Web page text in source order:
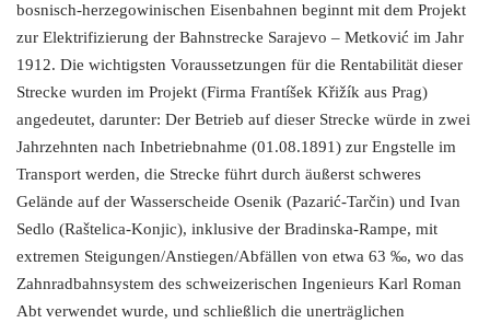
bosnisch-herzegowinischen Eisenbahnen beginnt mit dem Projekt
zur Elektrifizierung der Bahnstrecke Sarajevo – Metković im Jahr
1912. Die wichtigsten Voraussetzungen für die Rentabilität dieser
Strecke wurden im Projekt (Firma Frantíšek Křižík aus Prag)
angedeutet, darunter: Der Betrieb auf dieser Strecke würde in zwei
Jahrzehnten nach Inbetriebnahme (01.08.1891) zur Engstelle im
Transport werden, die Strecke führt durch äußerst schweres
Gelände auf der Wasserscheide Osenik (Pazarić-Tarčin) und Ivan
Sedlo (Raštelica-Konjic), inklusive der Bradinska-Rampe, mit
extremen Steigungen/Anstiegen/Abfällen von etwa 63 ‰, wo das
Zahnradbahnsystem des schweizerischen Ingenieurs Karl Roman
Abt verwendet wurde, und schließlich die unerträglichen